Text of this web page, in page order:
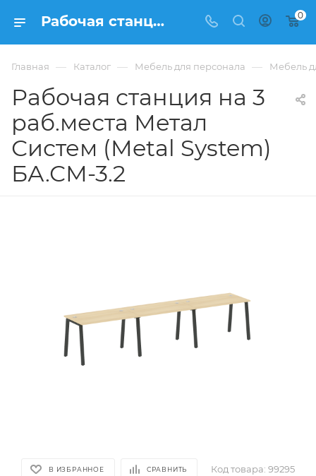
Рабочая станция на 3 раб.места Метал Систем (Metal System) БА.СМ-3.2 купить в Москве, цена 44 017 ₽. - интернет-магазин ФРАНКОМ 0
Главная — Каталог — Мебель для персонала — Мебель
Рабочая станция на 3
раб.места Метал
Систем (Metal System)
БА.СМ-3.2
В ИЗБРАННОЕ СРАВНИТЬ Код товара: 99295